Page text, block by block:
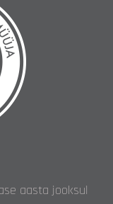
aasta jooksul